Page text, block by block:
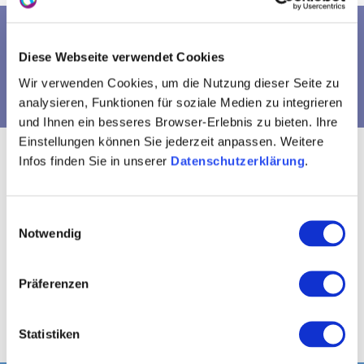
Diese Webseite verwendet Cookies
Wir verwenden Cookies, um die Nutzung dieser Seite zu
analysieren, Funktionen für soziale Medien zu integrieren
und Ihnen ein besseres Browser-Erlebnis zu bieten. Ihre
Einstellungen können Sie jederzeit anpassen. Weitere
Infos finden Sie in unserer Datenschutzerklärung.
Notwendig
Präferenzen
Statistiken
CULINAIRE HOOGSTANDJES EN
GEZELLIGHEID
vieren te midden van het landschap dat onze regio
vormgeeft. Wij in Rheinhessen houden van gezelligheid
gastronomie of bezoek een wijnfeest te midden van de